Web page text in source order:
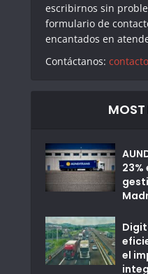
escribirnos sin
formulario de
encantados en
Contáctanos:
MOST
el